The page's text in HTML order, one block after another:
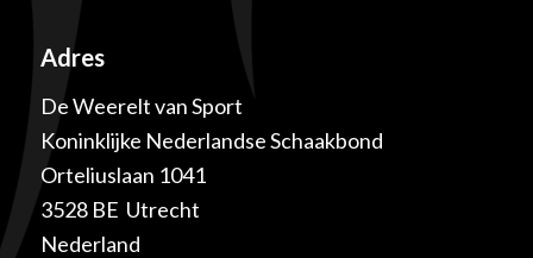
Adres
De Weerelt van Sport
Koninklijke Nederlandse Schaakbond
Orteliuslaan 1041
3528 BE Utrecht
Nederland